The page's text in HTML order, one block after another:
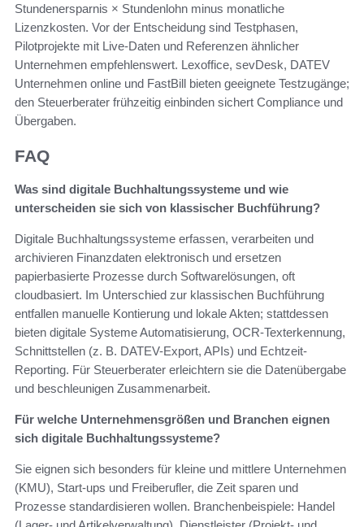
Stundenersparnis × Stundenlohn minus monatliche
Lizenzkosten. Vor der Entscheidung sind Testphasen,
Pilotprojekte mit Live-Daten und Referenzen ähnlicher
Unternehmen empfehlenswert. Lexoffice, sevDesk, DATEV
Unternehmen online und FastBill bieten geeignete Testzugänge;
den Steuerberater frühzeitig einbinden sichert Compliance und
Übergaben.
FAQ
Was sind digitale Buchhaltungssysteme und wie
unterscheiden sie sich von klassischer Buchführung?
Digitale Buchhaltungssysteme erfassen, verarbeiten und
archivieren Finanzdaten elektronisch und ersetzen
papierbasierte Prozesse durch Softwarelösungen, oft
cloudbasiert. Im Unterschied zur klassischen Buchführung
entfallen manuelle Kontierung und lokale Akten; stattdessen
bieten digitale Systeme Automatisierung, OCR-Texterkennung,
Schnittstellen (z. B. DATEV-Export, APIs) und Echtzeit-
Reporting. Für Steuerberater erleichtern sie die Datenübergabe
und beschleunigen Zusammenarbeit.
Für welche Unternehmensgrößen und Branchen eignen
sich digitale Buchhaltungssysteme?
Sie eignen sich besonders für kleine und mittlere Unternehmen
(KMU), Start-ups und Freiberufler, die Zeit sparen und
Prozesse standardisieren wollen. Branchenbeispiele: Handel